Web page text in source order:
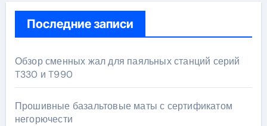
Последние записи
Обзор сменных жал для паяльных станций серий
T330 и T990
Прошивные базальтовые маты с сертификатом
негорючести